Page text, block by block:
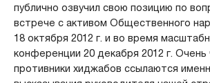
публично озвучил свою позицию по
встрече с активом Общественного
18 октября 2012 г. и во время
конференции 20 декабря 2012 г. Очень
противники хиджабов ссылаются